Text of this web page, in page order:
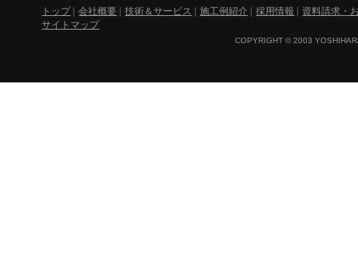
トップ| 会社概要 | 技術＆サービス | 施工例紹介 | 採用情報 | 資料請求・
サイトマップ
COPYRIGHT © 2003